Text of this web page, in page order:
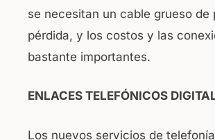
se necesitan un cable grueso de
pérdida, y los costos y las
bastante importantes.
ENLACES TELEFÓNICOS
Los nuevos servicios de